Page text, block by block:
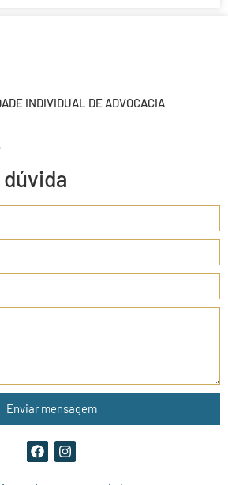
dúvida
Enviar mensagem
INDIVIDUAL DE ADVOCACIA